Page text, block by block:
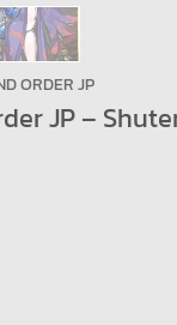
ORDER JP
JP –